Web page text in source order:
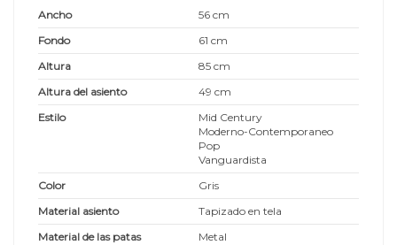
Ancho
56 cm
Fondo
61 cm
Altura
85 cm
Altura del asiento
49 cm
Estilo
Mid Century
Moderno-Contemporaneo
Pop
Vanguardista
Color
Gris
Material asiento
Tapizado en tela
Material de las patas
Metal